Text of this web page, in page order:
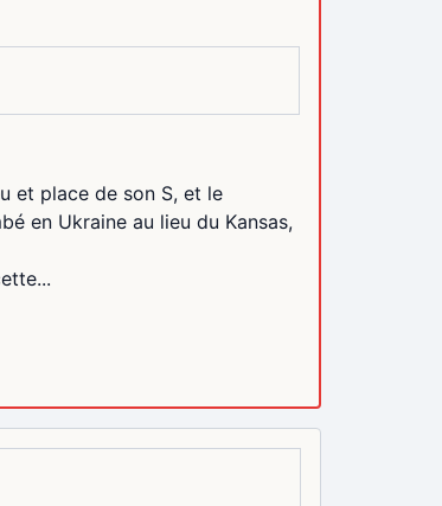
et place de son S, et le
en Ukraine au lieu du Kansas,